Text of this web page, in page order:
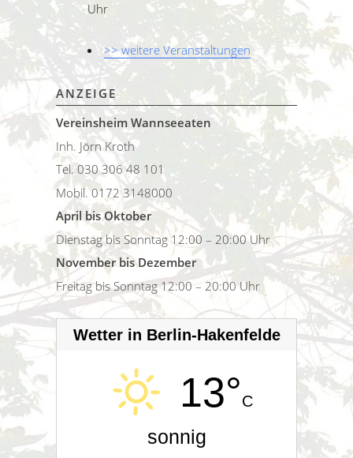
Uhr
>> weitere Veranstaltungen
ANZEIGE
Vereinsheim Wannseeaten
Inh. Jörn Kroth
Tel. 030 306 48 101
Mobil. 0172 3148000
April bis Oktober
Dienstag bis Sonntag 12:00 – 20:00 Uhr
November bis Dezember
Freitag bis Sonntag 12:00 – 20:00 Uhr
Wetter in Berlin-Hakenfelde
13°C
sonnig